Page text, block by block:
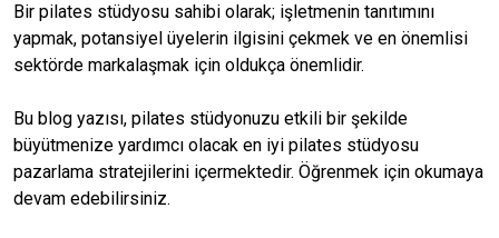
Bir pilates stüdyosu sahibi olarak; işletmenin tanıtımını
yapmak, potansiyel üyelerin ilgisini çekmek ve en önemlisi
sektörde markalaşmak için oldukça önemlidir.
Bu blog yazısı, pilates stüdyonuzu etkili bir şekilde
büyütmenize yardımcı olacak en iyi pilates stüdyosu
pazarlama stratejilerini içermektedir. Öğrenmek için okumaya
devam edebilirsiniz.